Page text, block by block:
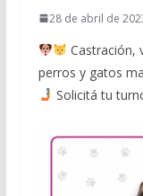
28 de abril de
Castración,
perros y gatos
Solicitá tu